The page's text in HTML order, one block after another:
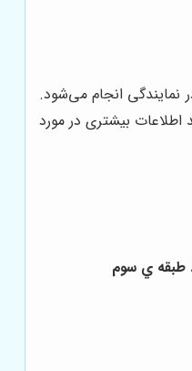
نمایندگی انجام می‌شود.
اطلاعات بیشتری در مورد